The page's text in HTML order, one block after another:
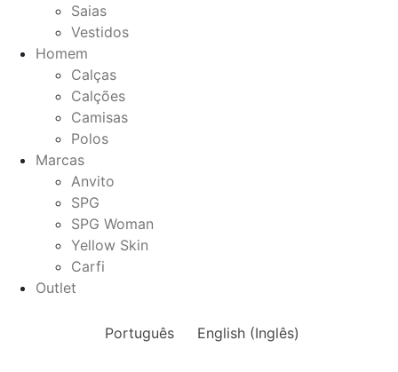
Saias
Vestidos
Homem
Calças
Calções
Camisas
Polos
Marcas
Anvito
SPG
SPG Woman
Yellow Skin
Carfi
Outlet
Português English(Inglês)